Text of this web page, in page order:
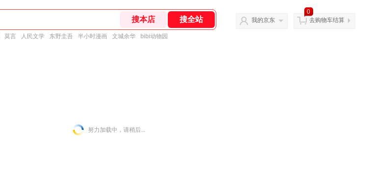
莫言 人民文学 东野圭吾 半小时漫画 文城余华 bibi动物园
我的京东
0
去购物车结算
努力加载中，请稍后...